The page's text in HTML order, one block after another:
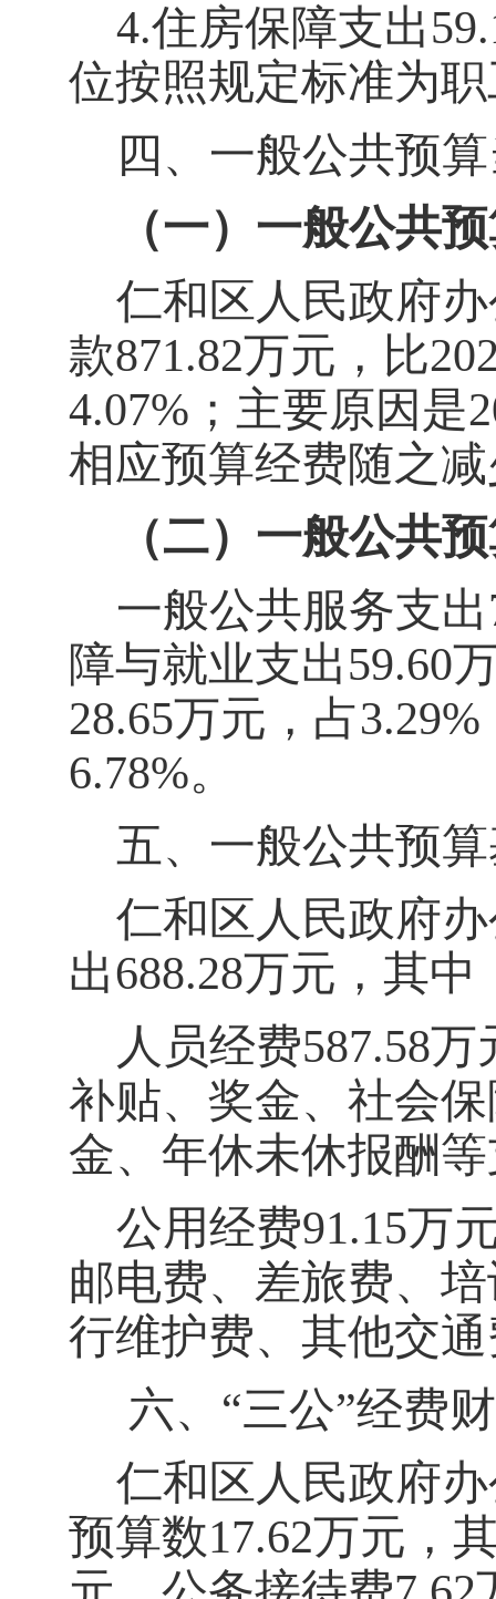
4.住房保障支出
位按照规定标准为
四、一般公共预
（一）一般公共
仁和区人民政府
款871.82万元，比20
4.07% ； 主要原因是
相应预算经费随之
（二）一般公共
一般公共服务支出
障与就业支出59.60
28.65万元，占3.29%
6.78%。
五、一般公共预
仁和区人民政府
出688.28万元，其中
人员经费587.58万
补贴、奖金、社会
金、年休未休报酬
公用经费91.15万
邮电费、 差旅费、
行维护费、其他交
六、 “三公”经费
仁和区人民政府
预算数17.62万元，